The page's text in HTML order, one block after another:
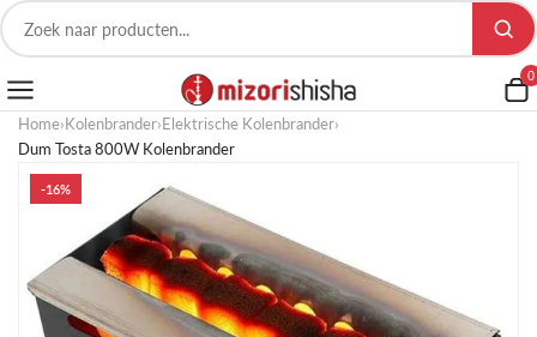
0
Home›Kolenbrander›Elektrische Kolenbrander›
Dum Tosta 800W Kolenbrander
-16%